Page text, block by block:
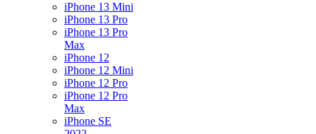
iPhone 13 Mini
iPhone 13 Pro
iPhone 13 Pro
Max
iPhone 12
iPhone 12 Mini
iPhone 12 Pro
iPhone 12 Pro
Max
iPhone SE